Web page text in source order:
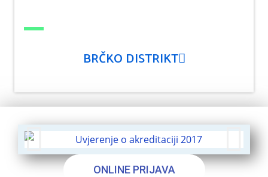
BRČKO DISTRIKT
ONLINE PRIJAVA